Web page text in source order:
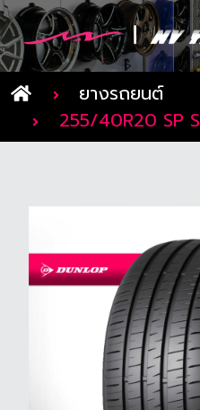
ยางรถยนต์
255/40R20 SP